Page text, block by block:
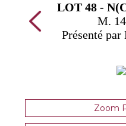
LOT 48 -
M.
Présenté par
Zoom